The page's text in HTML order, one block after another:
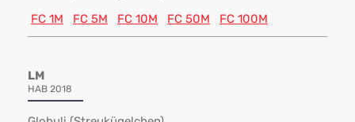
FC 1M
FC 5M FC 10M FC 50M FC 100M
LM
HAB 2018